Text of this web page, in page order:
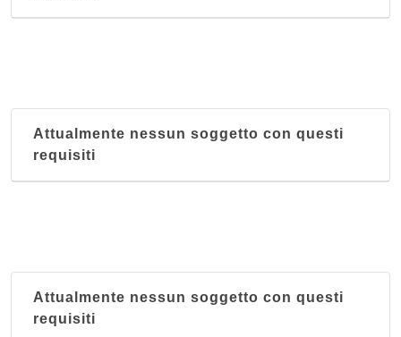
Attualmente nessun soggetto con questi
requisiti
Attualmente nessun soggetto con questi
requisiti